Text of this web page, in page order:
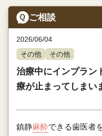
ご相談
2026/06/04
その他
その他
治療中にインプラン
療が止まってしまい
鎮静麻酔できる歯医者